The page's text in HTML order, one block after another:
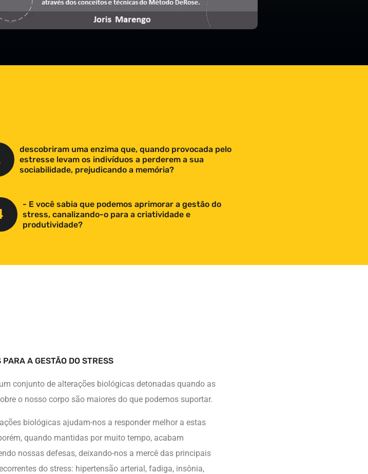
descobriram uma enzima que, quando provocada pelo
estresse levam os indivíduos a perderem a sua
sociabilidade, prejudicando a memória?
- E você sabia que podemos aprimorar a gestão do
stress, canalizando-o para a criatividade e
produtividade?
A GESTÃO DO STRESS
conjunto de alterações biológicas detonadas quando as
o nosso corpo são maiores do que podemos suportar.
biológicas ajudam-nos a responder melhor a estas
quando mantidas por muito tempo, acabam
nossas defesas, deixando-nos a mercê das principais
do stress: hipertensão arterial, fadiga, insônia,